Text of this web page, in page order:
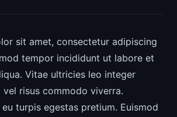
sit amet, consectetur adipiscing
tempor incididunt ut labore et
Vitae ultricies leo integer
vel risus commodo viverra.
turpis egestas pretium. Euismod